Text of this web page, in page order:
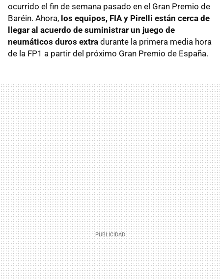
ocurrido el fin de semana pasado en el Gran Premio de
Baréin. Ahora, los equipos, FIA y Pirelli están cerca de
llegar al acuerdo de suministrar un juego de
neumáticos duros extra durante la primera media hora
de la FP1 a partir del próximo Gran Premio de España.